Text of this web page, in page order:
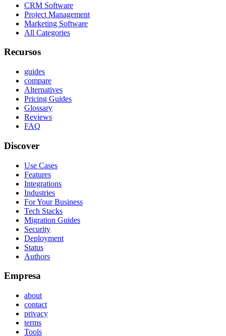
CRM Software
Project Management
Marketing Software
All Categories
Recursos
guides
compare
Alternatives
Pricing Guides
Glossary
Reviews
FAQ
Discover
Use Cases
Features
Integrations
Industries
For Your Business
Tech Stacks
Migration Guides
Security
Deployment
Status
Authors
Empresa
about
contact
privacy
terms
Tools